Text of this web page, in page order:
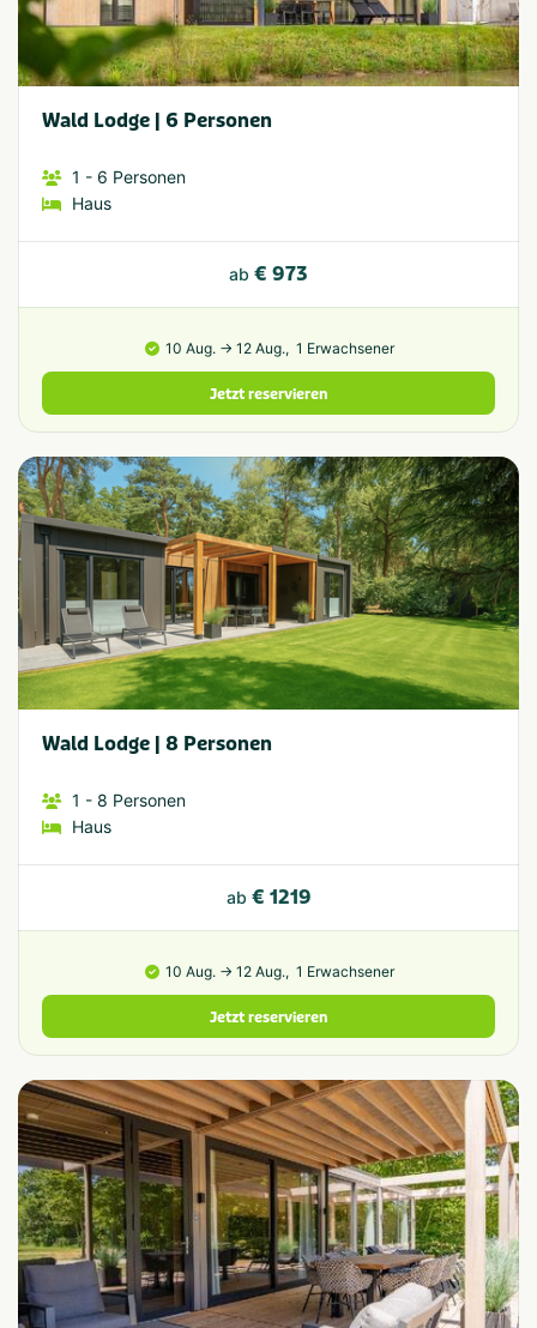
Wald Lodge | 6 Personen
1 - 6 Personen
Haus
ab € 973
10 Aug. → 12 Aug., 1 Erwachsener
Jetzt reservieren
Wald Lodge | 8 Personen
1 - 8 Personen
Haus
ab € 1219
10 Aug. → 12 Aug., 1 Erwachsener
Jetzt reservieren